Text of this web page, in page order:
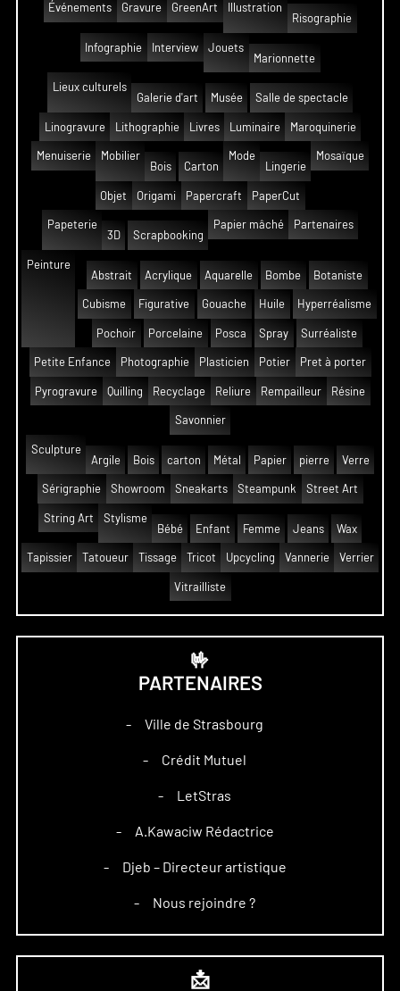
Événements Gravure GreenArt
Illustration
Risographie
Infographie Interview
Jouets
Marionnette
Lieux culturels
Galerie d'art
Musée Salle de spectacle
Linogravure Lithographie Livres Luminaire Maroquinerie
Menuiserie
Mobilier
Bois
Carton
Mode
Lingerie
Mosaïque
Objet Origami Papercraft PaperCut
Papeterie
3D
Scrapbooking
Papier mâché Partenaires
Peinture
Abstrait
Acrylique Aquarelle Bombe Botaniste
Cubisme Figurative Gouache Huile Hyperréalisme
Pochoir Porcelaine Posca Spray Surréaliste
Petite Enfance Photographie Plasticien Potier Pret à porter
Pyrogravure Quilling Recyclage Reliure Rempailleur Résine
Savonnier
Sculpture
Argile
Bois carton Métal Papier pierre Verre
Sérigraphie Showroom Sneakarts Steampunk Street Art
String Art
Stylisme
Bébé
Enfant Femme Jeans Wax
Tapissier Tatoueur Tissage Tricot Upcycling Vannerie Verrier
Vitrailliste
🤟
PARTENAIRES
– Ville de Strasbourg
– Crédit Mutuel
– LetStras
– A.Kawaciw Rédactrice
– Djeb – Directeur artistique
– Nous rejoindre ?
📩